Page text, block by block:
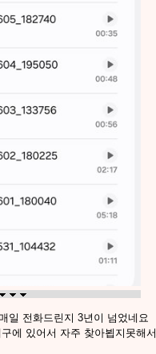
일 전화드린지 3년이 넘었네요
에 있어서 자주 찾아뵙지못해서